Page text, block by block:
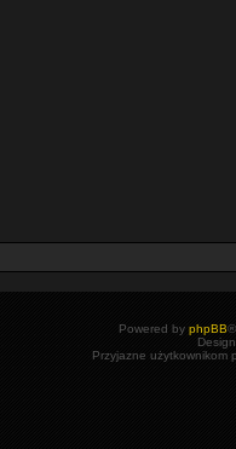
Powered by phpBB
Przyjazne użytkownikom